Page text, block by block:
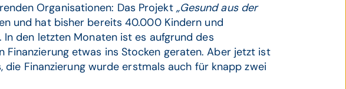
Organisationen: Das Projekt„Gesund aus der
und hat bisher bereits 40.000 Kindern und
den letzten Monaten ist es aufgrund des
Finanzierung etwas ins Stocken geraten. Aber jetzt ist
die Finanzierung wurde erstmals auch für knapp zwei